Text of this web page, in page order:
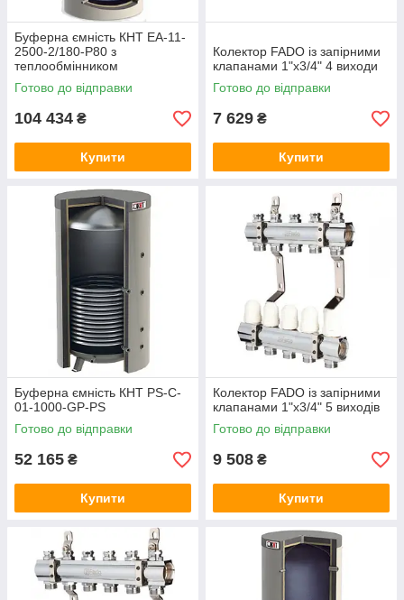
Буферна ємність КНТ ЕА-11-
2500-2/180-P80 з
теплообмінником
Готово до відправки
104 434 ₴
Купити
Колектор FADO із запірними
клапанами 1"х3/4" 4 виходи
Готово до відправки
7 629 ₴
Купити
Буферна ємність КНТ PS-C-
01-1000-GP-PS
Готово до відправки
52 165 ₴
Купити
Колектор FADO із запірними
клапанами 1"х3/4" 5 виходів
Готово до відправки
9 508 ₴
Купити